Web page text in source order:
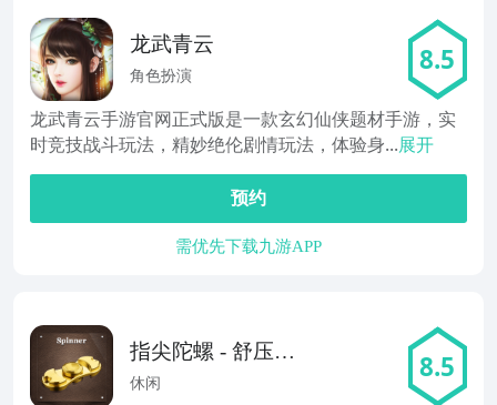
龙武青云
角色扮演 8.5
龙武青云手游官网正式版是一款玄幻仙侠题材手游，实
时竞技战斗玩法，精妙绝伦剧情玩法，体验身...展开
预约
需优先下载九游APP
指尖陀螺 - 舒压减
压神器
休闲 8.5